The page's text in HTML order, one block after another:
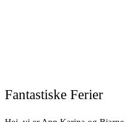
Fantastiske Ferier